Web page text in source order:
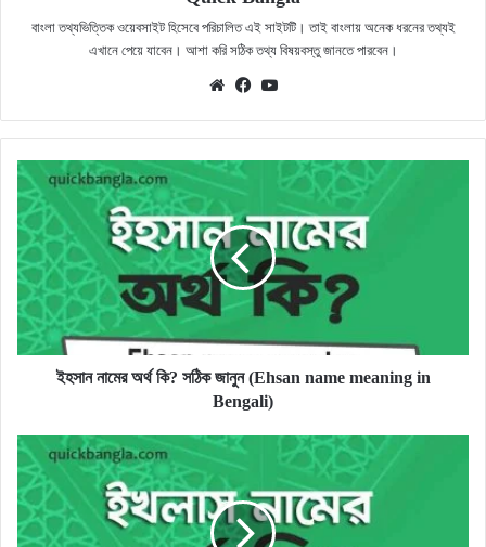
বাংলা তথ্যভিত্তিক ওয়েবসাইট হিসেবে পরিচালিত এই সাইটটি। তাই বাংলায় অনেক ধরনের তথ্যই
এখানে পেয়ে যাবেন। আশা করি সঠিক তথ্য বিষয়বস্তু জানতে পারবেন।
WebsiteFacebook
ইহসান
নামের
অর্থ
কি?
সঠিক
জানুন
(Ehsan
name
meaning
ইহসান নামের অর্থ কি? সঠিক জানুন (Ehsan name meaning in
Bengali)
ইখলাস
নামের
অর্থ
কি?
সঠিক